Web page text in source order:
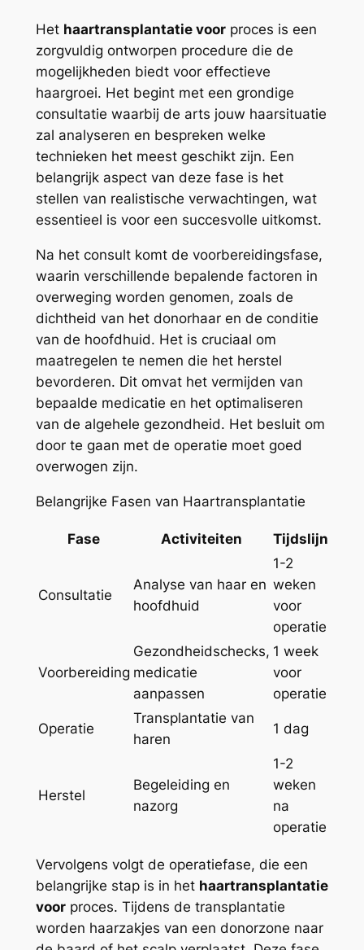
Het haartransplantatie voorproces is een
zorgvuldig ontworpen procedure die de
mogelijkheden biedt voor effectieve
haargroei. Het begint met een grondige
consultatie waarbij de arts jouw haarsituatie
zal analyseren en bespreken welke
technieken het meest geschikt zijn. Een
belangrijk aspect van deze fase is het
stellen van realistische verwachtingen, wat
essentieel is voor een succesvolle uitkomst.
Na het consult komt de voorbereidingsfase,
waarin verschillende bepalende factoren in
overweging worden genomen, zoals de
dichtheid van het donorhaar en de conditie
van de hoofdhuid. Het is cruciaal om
maatregelen te nemen die het herstel
bevorderen. Dit omvat het vermijden van
bepaalde medicatie en het optimaliseren
van de algehele gezondheid. Het besluit om
door te gaan met de operatie moet goed
overwogen zijn.
Belangrijke Fasen van Haartransplantatie
Fase Activiteiten Tijdslijn
Consultatie
Analyse van haar en
hoofdhuid
1-2
weken
voor
operatie
Voorbereiding
Gezondheidschecks,
medicatie
aanpassen
1 week
voor
operatie
Operatie
Transplantatie van
haren
1 dag
Herstel
Begeleiding en
nazorg
1-2
weken
na
operatie
Vervolgens volgt de operatiefase, die een
belangrijke stap is in het haartransplantatie
voorproces. Tijdens de transplantatie
worden haarzakjes van een donorzone naar